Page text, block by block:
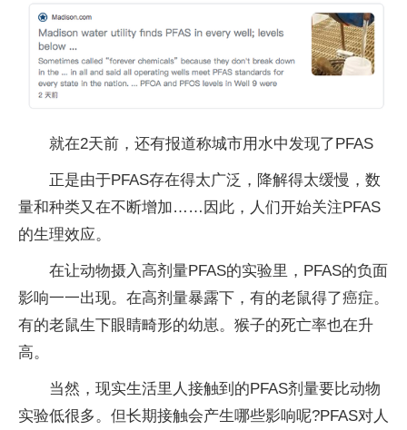
就在2天前，还有报道称城市用水中发现了PFAS
正是由于PFAS存在得太广泛，降解得太缓慢，数
量和种类又在不断增加……因此，人们开始关注PFAS
的生理效应。
在让动物摄入高剂量PFAS的实验里，PFAS的负面
影响一一出现。在高剂量暴露下，有的老鼠得了癌症。
有的老鼠生下眼睛畸形的幼崽。猴子的死亡率也在升
高。
当然，现实生活里人接触到的PFAS剂量要比动物
实验低很多。但长期接触会产生哪些影响呢?PFAS对人